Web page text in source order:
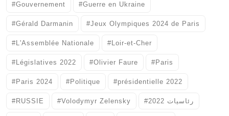
#Gouvernement #Guerre en Ukraine
#Gérald Darmanin #Jeux Olympiques 2024 de Paris
#L'Assemblée Nationale #Loir-et-Cher
#Législatives 2022 #Olivier Faure #Paris
#Paris 2024 #Politique #présidentielle 2022
#RUSSIE #Volodymyr Zelensky #رئاسيات 2022